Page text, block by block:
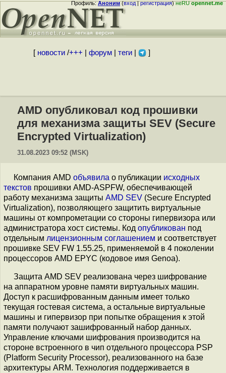
Профиль:Аноним(вход|регистрация)неRUopennet.me
[ новости/+++ форум| теги| ]
AMD опубликовал код прошивки
для механизма защиты SEV (Secure
Encrypted Virtualization)
31.08.2023 09:52 (MSK)
Компания AMD объявила о публикации исходных
текстов прошивки AMD-ASPFW, обеспечивающей
работу механизма защиты AMD SEV (Secure Encrypted
Virtualization), позволяющего защитить виртуальные
машины от компрометации со стороны гипервизора или
администратора хост системы. Код опубликован под
отдельным лицензионным соглашением и соответствует
прошивке SEV FW 1.55.25, применяемой в 4 поколении
процессоров AMD EPYC (кодовое имя Genoa).
Защита AMD SEV реализована через шифрование
на аппаратном уровне памяти виртуальных машин.
Доступ к расшифрованным данным имеет только
текущая гостевая система, а остальные виртуальные
машины и гипервизор при попытке обращения к этой
памяти получают зашифрованный набор данных.
Управление ключами шифрования производится на
стороне встроенного в чип отдельного процессора PSP
(Platform Security Processor), реализованного на базе
архитектуры ARM. Технология поддерживается в